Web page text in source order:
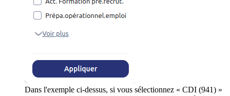
Dans l'exemple ci-dessus, si vous sélectionnez « CDI (941) »